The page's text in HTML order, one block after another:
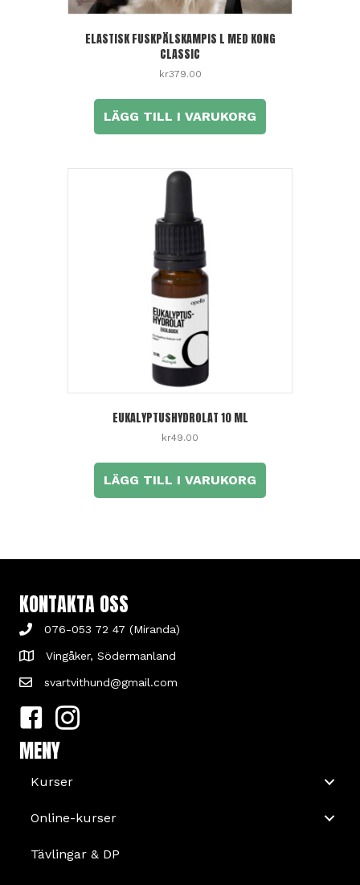
ELASTISK FUSKPÄLSKAMPIS L MED KONG
CLASSIC
kr379.00
LÄGG TILL I VARUKORG
EUKALYPTUSHYDROLAT 10 ML
kr49.00
LÄGG TILL I VARUKORG
KONTAKTA OSS
076-053 72 47 (Miranda)
Vingåker, Södermanland
svartvithund@gmail.com
MENY
Kurser
Online-kurser
Tävlingar & DP